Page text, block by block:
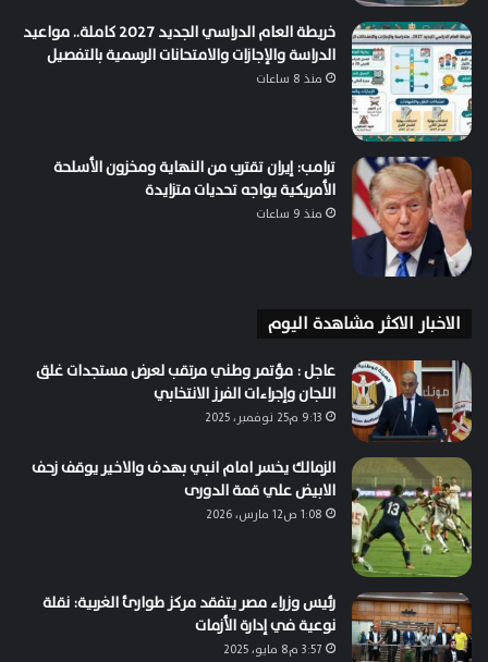
خريطة العام الدراسي الجديد 2027 كاملة.. مواعيد
الدراسة والإجازات والامتحانات الرسمية بالتفصيل
منذ 8 ساعات
ترامب: إيران تقترب من النهاية ومخزون الأسلحة
الأمريكية يواجه تحديات متزايدة
منذ 9 ساعات
الاخبار الاكثر مشاهدة اليوم
عاجل : مؤتمر وطني مرتقب لعرض مستجدات غلق
اللجان وإجراءات الفرز الانتخابي
9:13 م25 نوفمبر، 2025
الزمالك يخسر امام انبي بهدف والاخير يوقف زحف
الابيض علي قمة الدورى
1:08 ص12 مارس، 2026
رئيس وزراء مصر يتفقد مركز طوارئ الغربية: نقلة
نوعية في إدارة الأزمات
3:57 م8 مايو، 2025